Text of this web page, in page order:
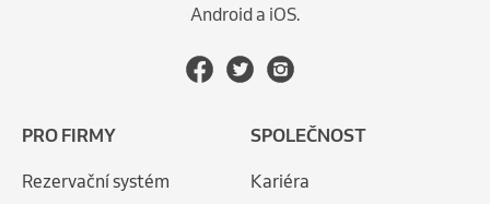
Android a iOS.
PRO FIRMY
Rezervační systém
SPOLEČNOST
Kariéra